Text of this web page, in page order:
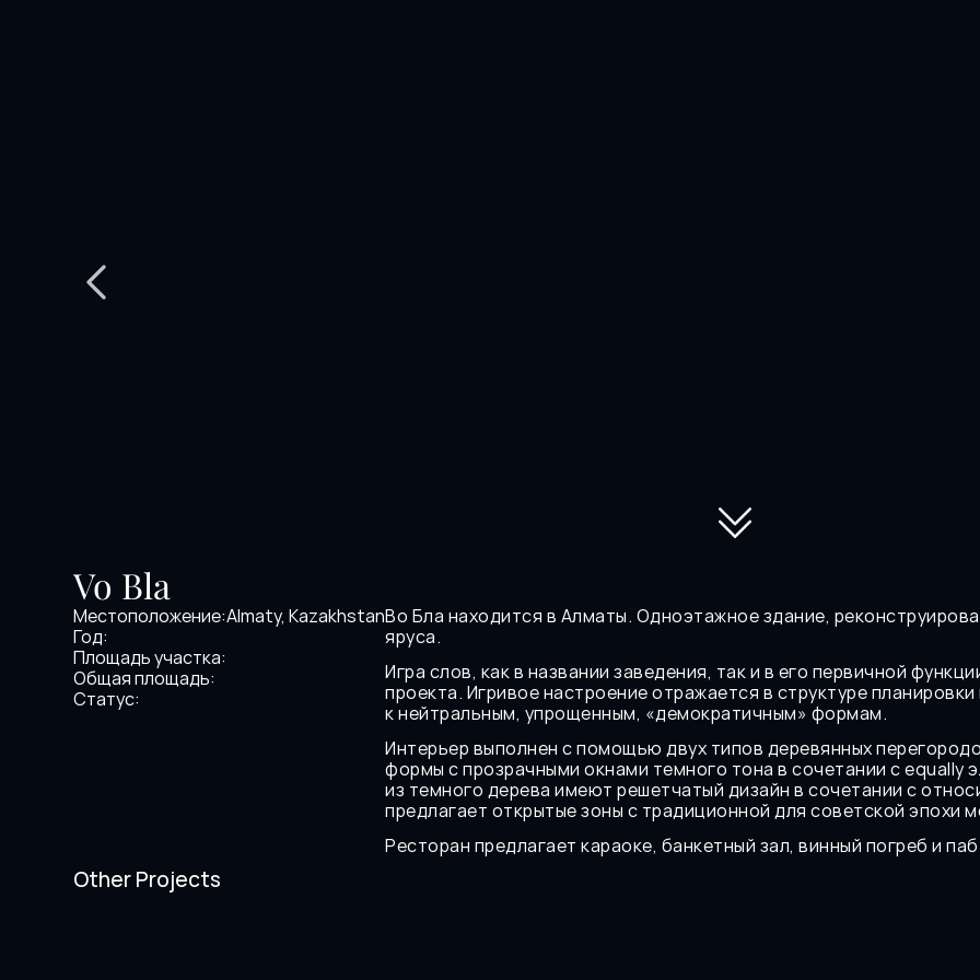
Vo Bla
Местоположение:Almaty, Kazakhstan
Год:
Площадь участка:
Общая площадь:
Статус:
Во Бла находится в Алматы. Одноэтажное здание,
яруса.
Игра слов, как в названии заведения, так и в его первичной
проекта. Игривое настроение отражается в структуре
к нейтральным, упрощенным, «демократичным» формам.
Интерьер выполнен с помощью двух типов деревянных
формы с прозрачными окнами темного тона в сочетании с equally
из темного дерева имеют решетчатый дизайн в сочетании с
предлагает открытые зоны с традиционной для советской эпохи
Ресторан предлагает караоке, банкетный зал, винный погреб и
Other Projects
San Francisco